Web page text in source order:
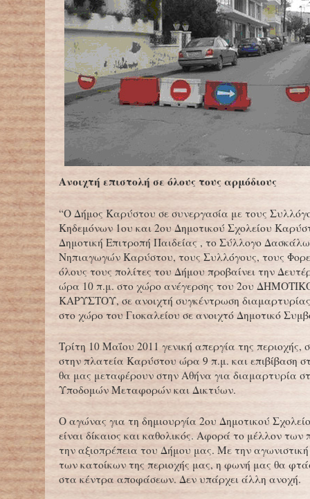
Ανοιχτή επιστολή σε όλους τους αρμόδιους
“Ο Δήμος Καρύστου σε συνεργασία με τους
Κηδεμόνων 1ου και 2ου Δημοτικού Σχολείου
Δημοτική Επιτροπή Παιδείας , το Σύλλογο
Νηπιαγωγών Καρύστου, τους Συλλόγους, τους
όλους τους πολίτες του Δήμου προβαίνει την
ώρα 10 π.μ. στο χώρο ανέγερσης του 2ου
ΚΑΡΥΣΤΟΥ, σε ανοιχτή συγκέντρωση διαμαρτυρίας
στο χώρο του Γιοκαλείου σε ανοιχτό Δημοτικό
Τρίτη 10 Μαΐου 2011 γενική απεργία της περιοχής,
στην πλατεία Καρύστου ώρα 9 π.μ. και επιβίβαση
θα μας μεταφέρουν στην Αθήνα για διαμαρτυρία
Υποδομών Μεταφορών και Δικτύων.
Ο αγώνας για τη δημιουργία 2ου Δημοτικού
είναι δίκαιος και καθολικός. Αφορά το μέλλον των
την αξιοπρέπεια του Δήμου μας. Με την
των κατοίκων της περιοχής μας, η φωνή μας θα
στα κέντρα αποφάσεων. Δεν υπάρχει άλλη ανοχή.